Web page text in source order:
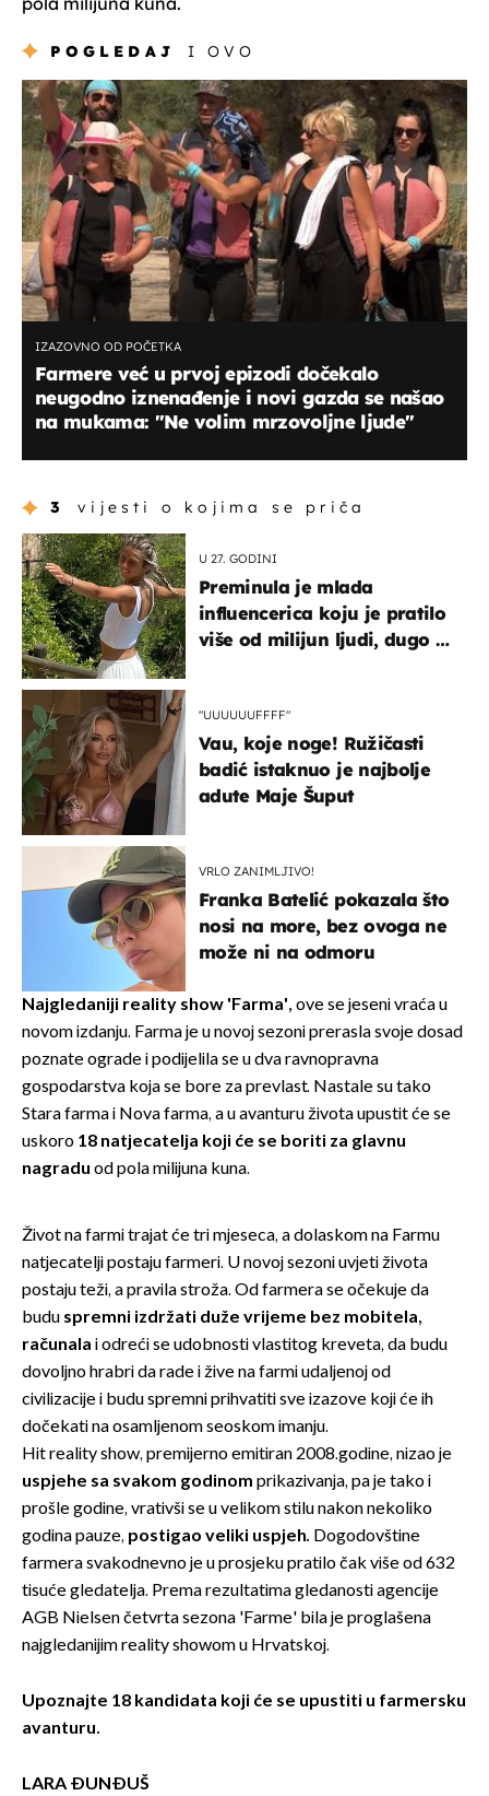
POGLEDAJ I OVO
IZAZOVNO OD POČETKA
Farmere već u prvoj epizodi dočekalo
neugodno iznenađenje i novi gazda se našao
na mukama: "Ne volim mrzovoljne ljude"
3 vijesti o kojima se priča
U 27. GODINI
Preminula je mlada
influencerica koju je pratilo
više od milijun ljudi, dugo se
"UUUUUUFFFF"
Vau, koje noge! Ružičasti
badić istaknuo je najbolje
adute Maje Šuput
VRLO ZANIMLJIVO!
Franka Batelić pokazala što
nosi na more, bez ovoga ne
može ni na odmoru
Najgledaniji reality show 'Farma', ove se jeseni vraća u
novom izdanju. Farma je u novoj sezoni prerasla svoje dosad
poznate ograde i podijelila se u dva ravnopravna
gospodarstva koja se bore za prevlast. Nastale su tako
Stara farma i Nova farma, a u avanturu života upustit će se
uskoro 18 natjecatelja koji će se boriti za glavnu
nagradu od pola milijuna kuna.
Život na farmi trajat će tri mjeseca, a dolaskom na Farmu
natjecatelji postaju farmeri. U novoj sezoni uvjeti života
postaju teži, a pravila stroža. Od farmera se očekuje da
budu spremni izdržati duže vrijeme bez mobitela,
računala i odreći se udobnosti vlastitog kreveta, da budu
dovoljno hrabri da rade i žive na farmi udaljenoj od
civilizacije i budu spremni prihvatiti sve izazove koji će ih
dočekati na osamljenom seoskom imanju.
Hit reality show, premijerno emitiran 2008.godine, nizao je
uspjehe sa svakom godinom prikazivanja, pa je tako i
prošle godine, vrativši se u velikom stilu nakon nekoliko
godina pauze, postigao veliki uspjeh. Dogodovštine
farmera svakodnevno je u prosjeku pratilo čak više od 632
tisuće gledatelja. Prema rezultatima gledanosti agencije
AGB Nielsen četvrta sezona 'Farme' bila je proglašena
najgledanijim reality showom u Hrvatskoj.
Upoznajte 18 kandidata koji će se upustiti u farmersku
avanturu.
LARA ĐUNĐUŠ